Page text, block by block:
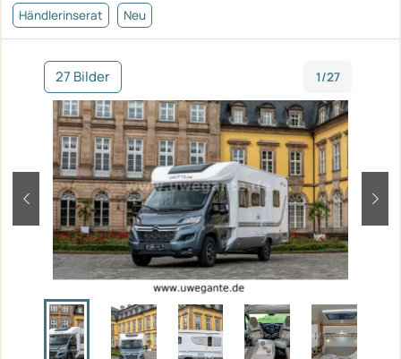
Händlerinserat Neu
27 Bilder 1/27
zurück